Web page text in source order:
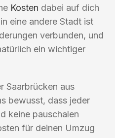
Kosten dabei auf dich
eine andere Stadt ist
verbunden, und
ein wichtiger
Saarbrücken aus
bewusst, dass jeder
keine pauschalen
für deinen Umzug